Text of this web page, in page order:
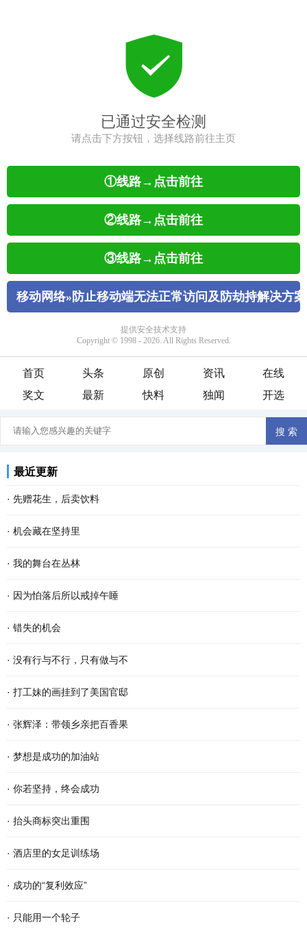
首页 头条 原创 资讯
在线
奖文
最新 快料 独闻 开选
最近更新
· 先赠花生，后卖饮料
· 机会藏在坚持里
· 我的舞台在丛林
· 因为怕落后所以戒掉午睡
· 错失的机会
· 没有行与不行，只有做与不
· 打工妹的画挂到了美国官邸
· 张辉泽：带领乡亲把百香果
· 梦想是成功的加油站
· 你若坚持，终会成功
· 抬头商标突出重围
· 酒店里的女足训练场
· 成功的“复利效应”
· 只能用一个轮子